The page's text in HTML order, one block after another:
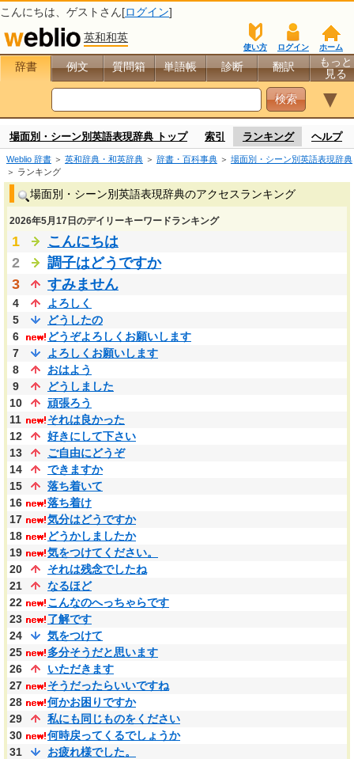
こんにちは、 ゲスト さん[ログイン]
英和和英
ホーム
ログイン
使い方
辞書 例文 質問箱 単語帳 診断 翻訳
もっと
見る
▼
場面別・シーン別英語表現辞典 トップ 索引 ランキング ヘルプ
Weblio 辞書 ＞ 英和辞典・和英辞典 ＞ 辞書・百科事典 ＞ 場面別・シーン別英語表現辞典
＞ ランキング
場面別・シーン別英語表現辞典のアクセスランキング
2026年5月17日のデイリーキーワードランキング
1
こんにちは
2
調子はどうですか
3
すみません
4
よろしく
5
どうしたの
6
どうぞよろしくお願いします
7
よろしくお願いします
8
おはよう
9
どうしました
10
頑張ろう
11
それは良かった
12
好きにして下さい
13
ご自由にどうぞ
14
できますか
15
落ち着いて
16
落ち着け
17
気分はどうですか
18
どうかしましたか
19
気をつけてください。
20
それは残念でしたね
21
なるほど
22
こんなのへっちゃらです
23
了解です
24
気をつけて
25
多分そうだと思います
26
いただきます
27
そうだったらいいですね
28
何かお困りですか
29
私にも同じものをください
30
何時戻ってくるでしょうか
31
お疲れ様でした。